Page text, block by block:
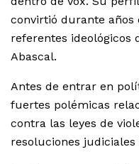
convirtió durante años
referentes ideológicos
Abascal.
Antes de entrar en
fuertes polémicas
contra las leyes de
resoluciones